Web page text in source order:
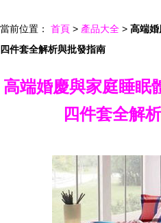
當前位置： 首頁 > 產品大全 > 高端
四件套全解析與批發指南
高端婚慶與家庭睡眠
四件套全解